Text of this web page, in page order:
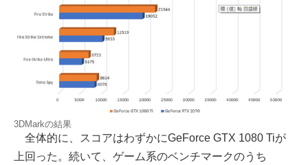
3DMarkの結果
全体的に、スコアはわずかにGeForce GTX 1080 Tiが
上回った。続いて、ゲーム系のベンチマークのうち